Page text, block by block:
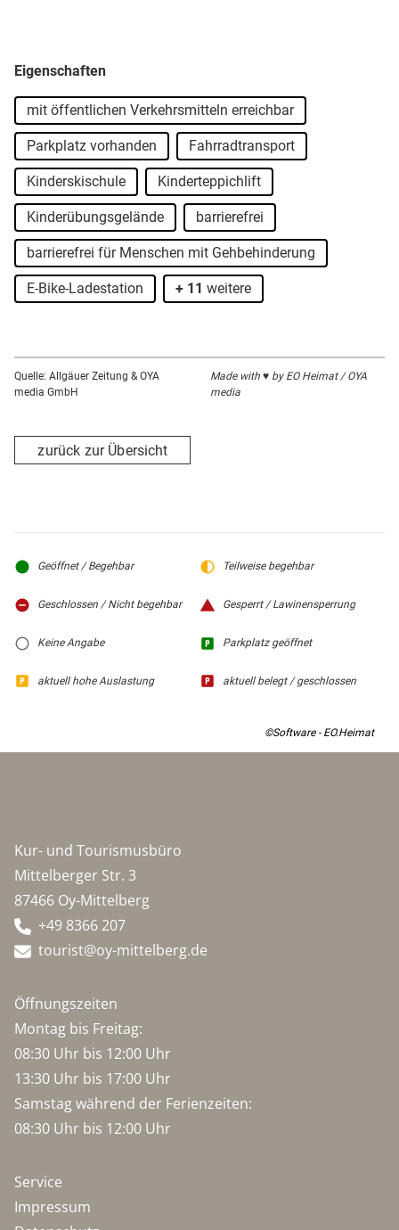
Eigenschaften
mit öffentlichen Verkehrsmitteln erreichbar
Parkplatz vorhanden Fahrradtransport
Kinderskischule Kinderteppichlift
Kinderübungsgelände barrierefrei
barrierefrei für Menschen mit Gehbehinderung
E-Bike-Ladestation + 11 weitere
Quelle: Allgäuer Zeitung & OYA
media GmbH
Made with ♥ by EO Heimat / OYA
media
zurück zur Übersicht
Geöffnet / Begehbar Teilweise begehbar
Geschlossen / Nicht begehbar Gesperrt / Lawinensperrung
Keine Angabe Parkplatz geöffnet
aktuell hohe Auslastung aktuell belegt / geschlossen
©Software - EO.Heimat
Kur- und Tourismusbüro
Mittelberger Str. 3
87466 Oy-Mittelberg
+49 8366 207
tourist@oy-mittelberg.de
Öffnungszeiten
Montag bis Freitag:
08:30 Uhr bis 12:00 Uhr
13:30 Uhr bis 17:00 Uhr
Samstag während der Ferienzeiten:
08:30 Uhr bis 12:00 Uhr
Service
Impressum